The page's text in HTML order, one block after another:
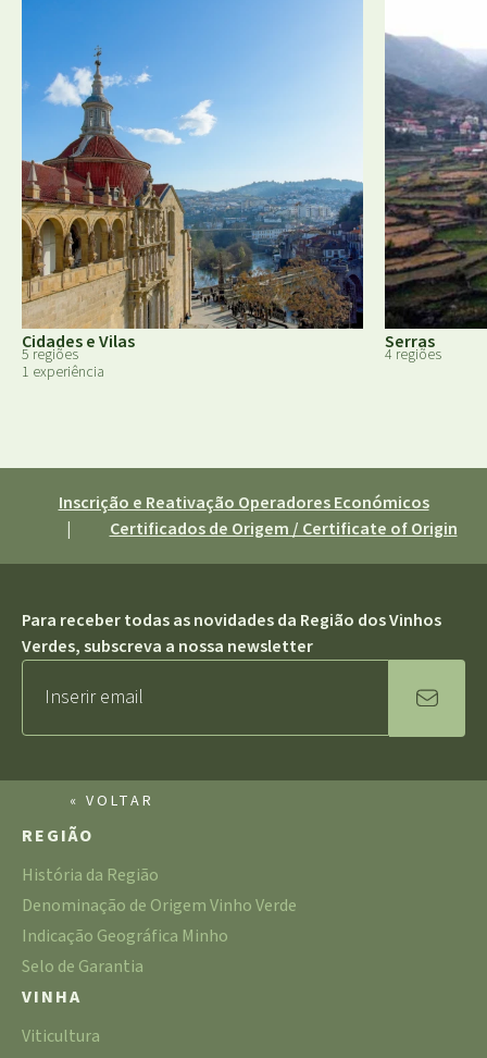
Cidades e Vilas
5 regiões
1 experiência
Serras
4 regiões
Inscrição e Reativação Operadores Económicos
|
Certificados de Origem / Certificate of Origin
Para receber todas as novidades da Região dos Vinhos
Verdes, subscreva a nossa newsletter
« VOLTAR
REGIÃO
História da Região
Denominação de Origem Vinho Verde
Indicação Geográfica Minho
Selo de Garantia
VINHA
Viticultura